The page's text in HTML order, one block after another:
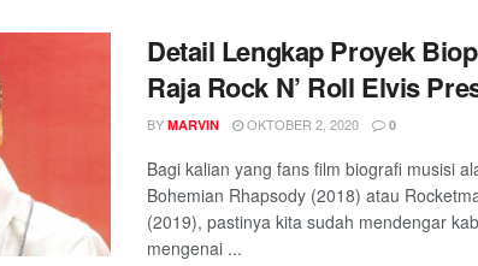
Detail Lengkap Proyek
Raja Rock N’ Roll Elvis
BY MARVIN OKTOBER 2, 2020 0
Bagi kalian yang fans film biografi musisi
Bohemian Rhapsody (2018) atau
(2019), pastinya kita sudah mendengar
mengenai ...